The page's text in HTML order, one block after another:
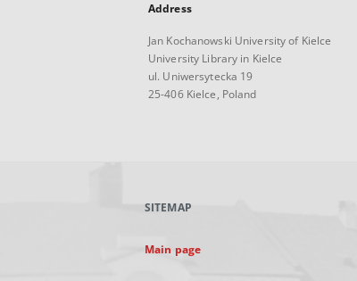
Address
Jan Kochanowski University of Kielce
University Library in Kielce
ul. Uniwersytecka 19
25-406 Kielce, Poland
SITEMAP
Main page